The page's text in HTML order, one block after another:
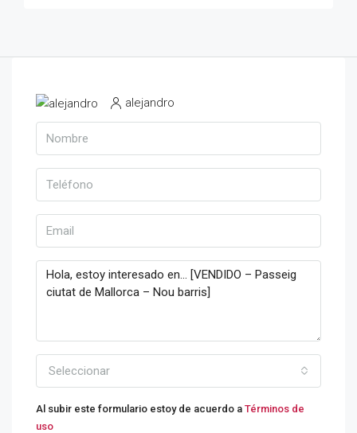
alejandro
Seleccionar
Al subir este formulario estoy de acuerdo a Términos de
uso